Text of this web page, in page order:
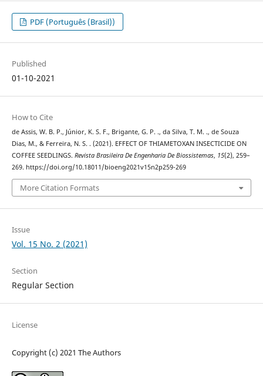
PDF (Português (Brasil))
Published
01-10-2021
How to Cite
de Assis, W. B. P., Júnior, K. S. F., Brigante, G. P. ., da Silva, T. M. ., de Souza
Dias, M., & Ferreira, N. S. . (2021). EFFECT OF THIAMETOXAN INSECTICIDE ON
COFFEE SEEDLINGS. Revista Brasileira De Engenharia De Biossistemas, 15(2), 259–
269. https://doi.org/10.18011/bioeng2021v15n2p259-269
More Citation Formats
Issue
Vol. 15 No. 2 (2021)
Section
Regular Section
License
Copyright (c) 2021 The Authors